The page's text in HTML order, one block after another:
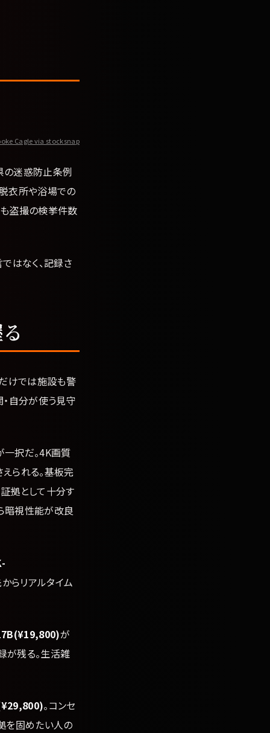
Cagle via stocksnap
の迷惑防止条例
衣所や浴場での
盗撮の検挙件数
はなく、記録さ
けでは施設も警
自分が使う見守
一択だ。4K画質
られる。基板完
拠として十分す
暗視性能が改良
らリアルタイム
が
が残る。生活雑
。コンセ
を固めたい人の